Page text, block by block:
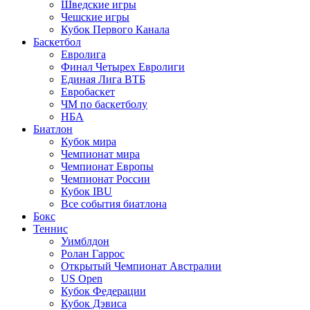
Шведские игры
Чешские игры
Кубок Первого Канала
Баскетбол
Евролига
Финал Четырех Евролиги
Единая Лига ВТБ
Евробаскет
ЧМ по баскетболу
НБА
Биатлон
Кубок мира
Чемпионат мира
Чемпионат Европы
Чемпионат России
Кубок IBU
Все события биатлона
Бокс
Теннис
Уимблдон
Ролан Гаррос
Открытый Чемпионат Австралии
US Open
Кубок Федерации
Кубок Дэвиса